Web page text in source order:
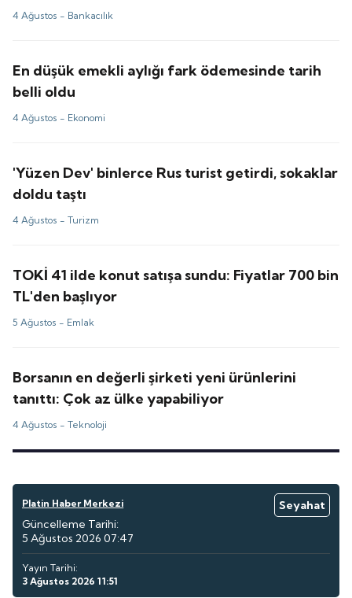
4 Ağustos - Bankacılık
En düşük emekli aylığı fark ödemesinde tarih
belli oldu
4 Ağustos - Ekonomi
'Yüzen Dev' binlerce Rus turist getirdi, sokaklar
doldu taştı
4 Ağustos -Turizm
TOKİ 41 ilde konut satışa sundu: Fiyatlar 700 bin
TL'den başlıyor
5 Ağustos - Emlak
Borsanın en değerli şirketi yeni ürünlerini
tanıttı: Çok az ülke yapabiliyor
4 Ağustos -Teknoloji
Platin Haber Merkezi
Seyahat
Güncelleme Tarihi:
5 Ağustos 2026 07:47
Yayın Tarihi:
3 Ağustos 2026 11:51